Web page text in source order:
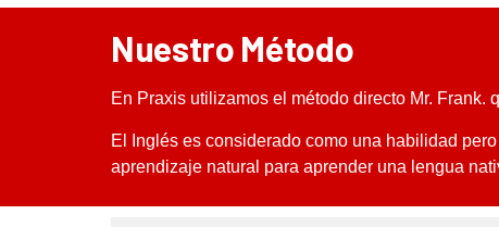
Nuestro Método
En Praxis utilizamos el método directo Mr.
El Inglés es considerado como una habilidad
aprendizaje natural para aprender una lengua